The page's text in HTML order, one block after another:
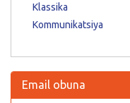
Klassika
Kommunikatsiya
Email obuna